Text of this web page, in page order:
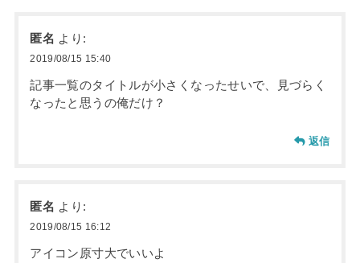
匿名 より:
2019/08/15 15:40
記事一覧のタイトルが小さくなったせいで、見づらく
なったと思うの俺だけ？
返信
匿名 より:
2019/08/15 16:12
アイコン原寸大でいいよ